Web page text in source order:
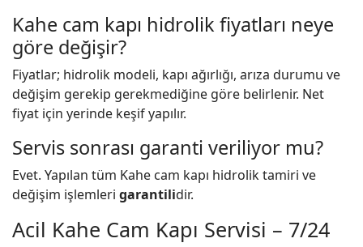
Kahe cam kapı hidrolik fiyatları neye
göre değişir?
Fiyatlar; hidrolik modeli, kapı ağırlığı, arıza durumu ve
değişim gerekip gerekmediğine göre belirlenir. Net
fiyat için yerinde keşif yapılır.
Servis sonrası garanti veriliyor mu?
Evet. Yapılan tüm Kahe cam kapı hidrolik tamiri ve
değişim işlemleri garantilidir.
Acil Kahe Cam Kapı Servisi – 7/24